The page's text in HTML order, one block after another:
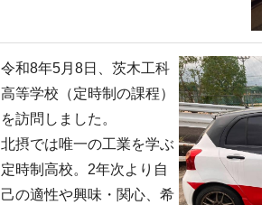
令和8年5月8日、茨木工科
高等学校（定時制の課程）
を訪問しました。
北摂では唯一の工業を学ぶ
定時制高校。2年次より自
己の適性や興味・関心、希